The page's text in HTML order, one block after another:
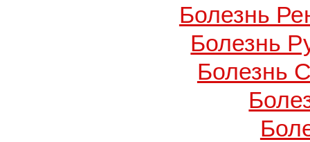
Болезнь
Болезнь
Болезнь